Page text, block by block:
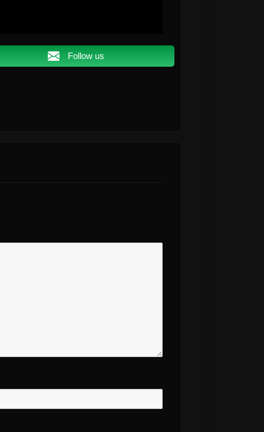
Follow us